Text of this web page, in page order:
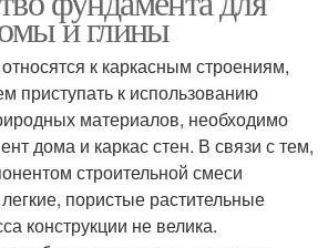
и глины
к каркасным строениям,
приступать к использованию
материалов, необходимо
дома и каркас стен. В связи с тем,
строительной смеси
пористые растительные
конструкции не велика.